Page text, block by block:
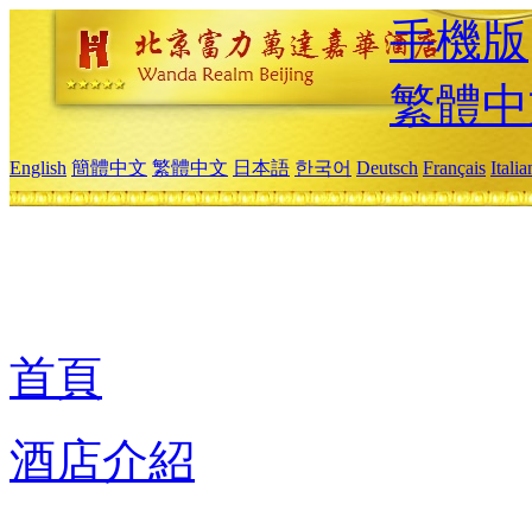
手機版
繁體
English 簡體中文 繁體中文 日本語 한국어 Deutsch Français
首頁
酒店介紹